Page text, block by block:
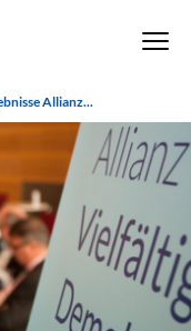
Allianz...